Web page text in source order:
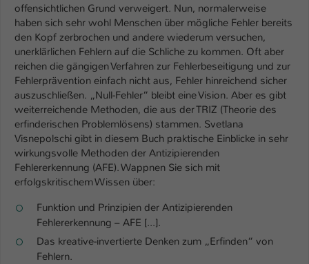
offensichtlichen Grund verweigert. Nun, normalerweise
haben sich sehr wohl Menschen über mögliche Fehler bereits
den Kopf zerbrochen und andere wiederum versuchen,
unerklärlichen Fehlern auf die Schliche zu kommen. Oft aber
reichen die gängigen Verfahren zur Fehlerbeseitigung und zur
Fehlerprävention einfach nicht aus, Fehler hinreichend sicher
auszuschließen. „Null-Fehler“ bleibt eine Vision. Aber es gibt
weiterreichende Methoden, die aus der TRIZ (Theorie des
erfinderischen Problemlösens) stammen. Svetlana
Visnepolschi gibt in diesem Buch praktische Einblicke in sehr
wirkungsvolle Methoden der Antizipierenden
Fehlererkennung (AFE). Wappnen Sie sich mit
erfolgskritischem Wissen über:
Funktion und Prinzipien der Antizipierenden
Fehlererkennung – AFE [...].
Das kreative-invertierte Denken zum „Erfinden“ von
Fehlern.
Zweck
Einstellungen. Unter anderem eine zufällig
generierte ID, für die historische
Speicherung Ihrer vorgenommen
Einstellungen, falls der Webseiten-
Betreiber dies eingestellt hat.
Name fe_typo_user / PHPSESSID
Anbieter TYPO3
Laufzeit 1 Woche
Zweck
Cookie von TYPO3. Es speichert im Fall
eines Intranet-Logins die Session-ID. So
kann der eingeloggte Benutzer